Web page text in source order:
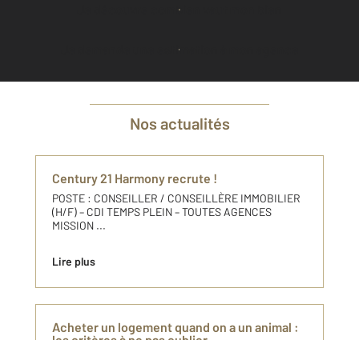
Je découvre combien vaut mon bien
Je demande une estimation à mon agence
Nos actualités
Century 21 Harmony recrute !
POSTE : CONSEILLER / CONSEILLÈRE IMMOBILIER
(H/F) – CDI TEMPS PLEIN – TOUTES AGENCES
MISSION ...
Lire plus
Acheter un logement quand on a un animal :